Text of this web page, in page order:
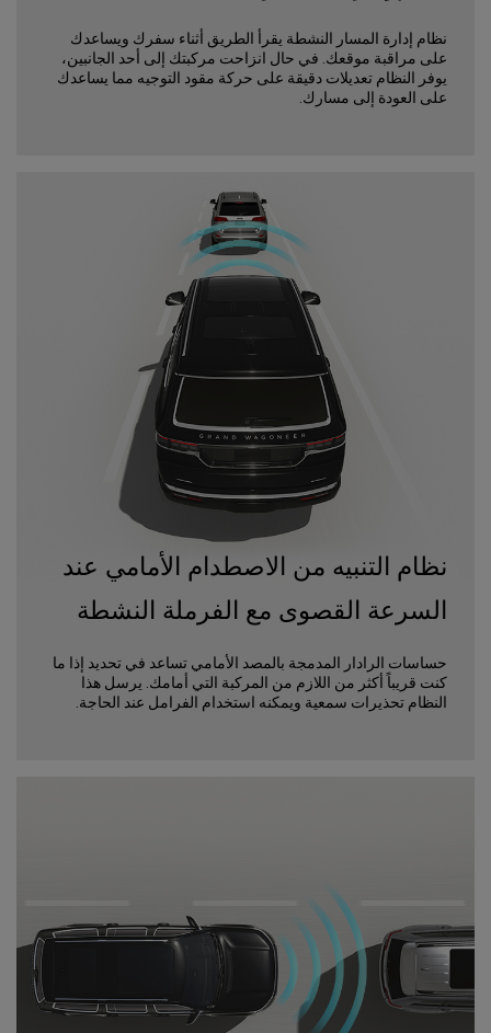
نظام إدارة المسار النشطة يقرأ الطريق أثناء سفرك ويساعدك
على مراقبة موقعك. في حال انزاحت مركبتك إلى أحد الجانبين،
يوفر النظام تعديلات دقيقة على حركة مقود التوجيه مما يساعدك
على العودة إلى مسارك.
نظام التنبيه من الاصطدام الأمامي عند
السرعة القصوى مع الفرملة النشطة
حساسات الرادار المدمجة بالمصد الأمامي تساعد في تحديد إذا ما
كنت قريباً أكثر من اللازم من المركبة التي أمامك. يرسل هذا
النظام تحذيرات سمعية ويمكنه استخدام الفرامل عند الحاجة.